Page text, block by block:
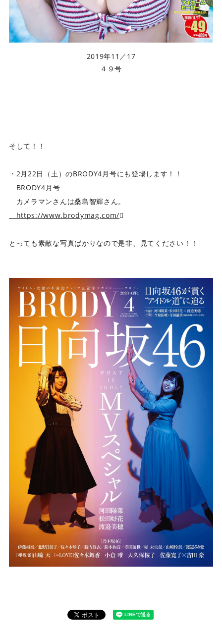
2019年11／17
４９号
そして！！
・2月22日（土）のBRODY4月号にも登場します！！
BRODY4月号
カメラマンさんは桑島智輝さん。
https://www.brodymag.com/
とっても素敵な写真ばかりなので是非、見てください！！